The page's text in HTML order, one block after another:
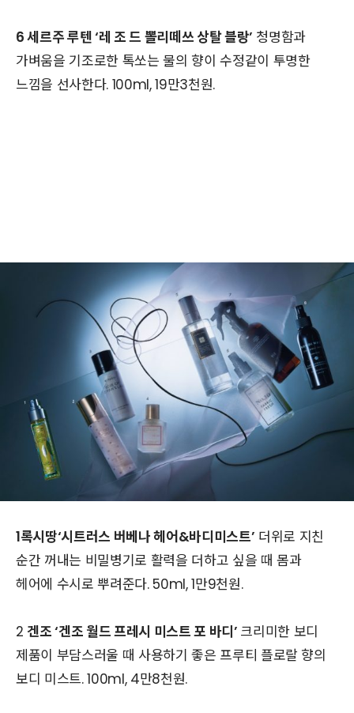
6 세르주 루텐 ‘레 조 드 뽈리떼쓰 상탈 블랑’ 청명함과
가벼움을 기조로한 톡쏘는 물의 향이 수정같이 투명한
느낌을 선사한다. 100ml, 19만3천원.
1록시땅‘시트러스 버베나 헤어&바디미스트’ 더위로 지친
순간 꺼내는 비밀병기로 활력을 더하고 싶을 때 몸과
헤어에 수시로 뿌려준다. 50ml, 1만9천원.
2겐조‘겐조 월드 프레시 미스트 포 바디’ 크리미한 보디
제품이 부담스러울 때 사용하기 좋은 프루티 플로랄 향의
보디 미스트. 100ml, 4만8천원.